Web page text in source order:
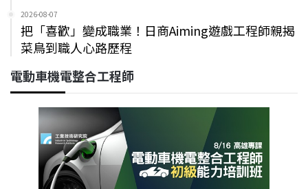
2026-08-07
把「喜歡」變成職業！日商Aiming遊戲工程師親揭
菜鳥到職人心路歷程
電動車機電整合工程師